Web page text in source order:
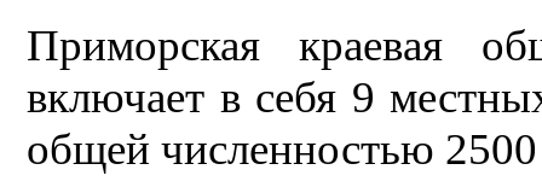
Приморская краевая
включает в себя 9
общей численностью 2500